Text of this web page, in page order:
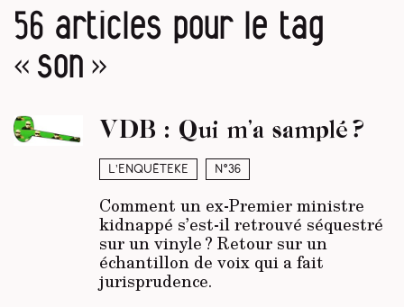
56 articles pour le tag
« son »
L’enquêteke N°36
VDB : Qui m’a samplé ?
Comment un ex-Premier ministre
kidnappé s’est-il retrouvé séquestré
sur un vinyle ? Retour sur un
échantillon de voix qui a fait
jurisprudence.